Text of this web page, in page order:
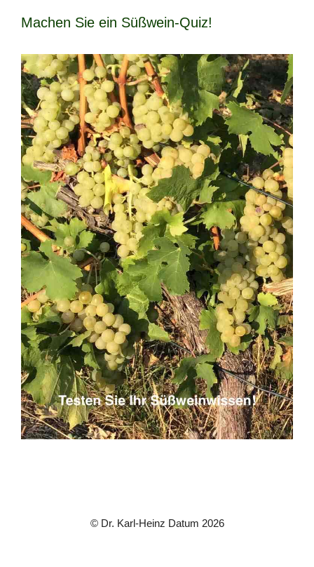
Machen Sie ein Süßwein-Quiz!
© Dr. Karl-Heinz Datum 2026